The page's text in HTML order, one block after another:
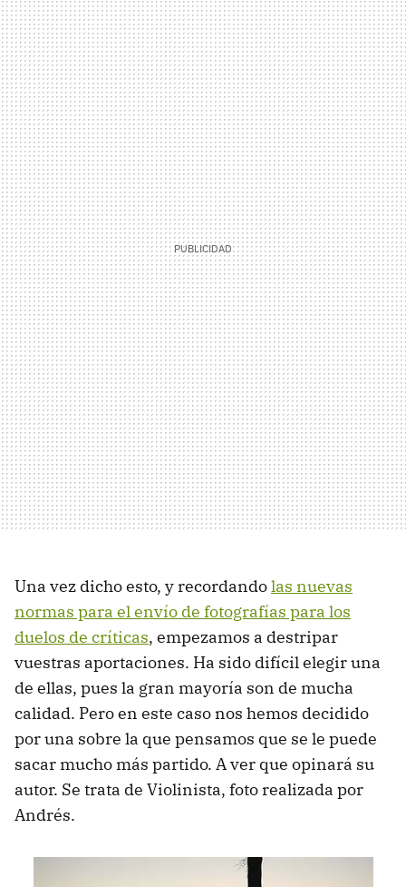
Una vez dicho esto, y recordandolas nuevas
normas para el envío de fotografías para los
duelos de críticas, empezamos a destripar
vuestras aportaciones. Ha sido difícil elegir una
de ellas, pues la gran mayoría son de mucha
calidad. Pero en este caso nos hemos decidido
por una sobre la que pensamos que se le puede
sacar mucho más partido. A ver que opinará su
autor. Se trata de Violinista, foto realizada por
Andrés.